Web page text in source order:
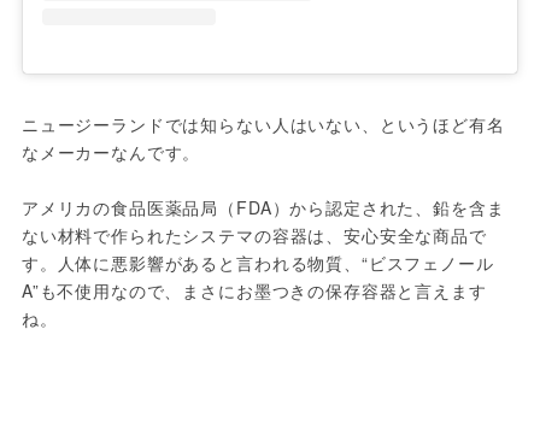
ニュージーランドでは知らない人はいない、というほど有名
なメーカーなんです。
アメリカの食品医薬品局（FDA）から認定された、鉛を含ま
ない材料で作られたシステマの容器は、安心安全な商品で
す。人体に悪影響があると言われる物質、“ビスフェノール
A”も不使用なので、まさにお墨つきの保存容器と言えます
ね。